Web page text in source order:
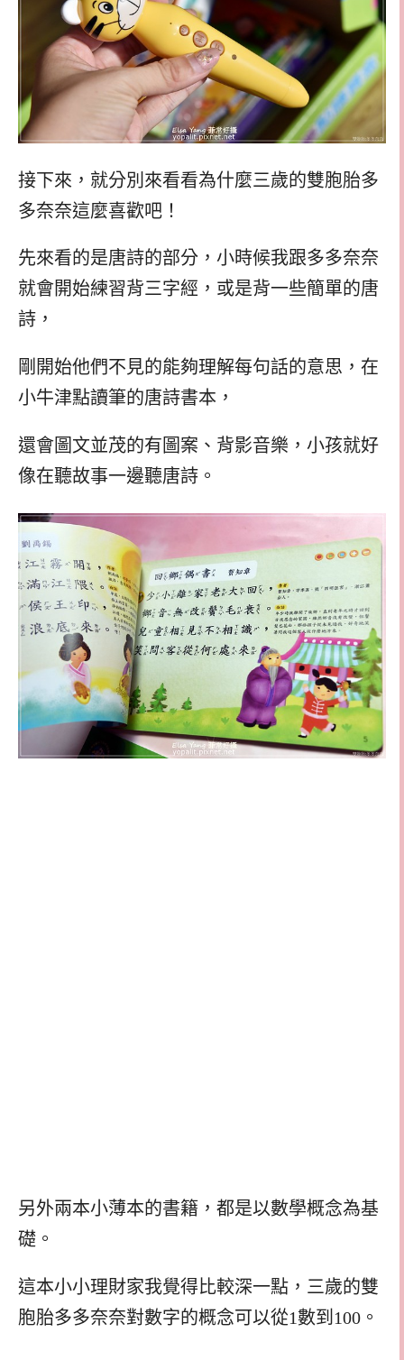
接下來，就分別來看看為什麼三歲的雙胞胎多
多奈奈這麼喜歡吧！
先來看的是唐詩的部分，小時候我跟多多奈奈
就會開始練習背三字經，或是背一些簡單的唐
詩，
剛開始他們不見的能夠理解每句話的意思，在
小牛津點讀筆的唐詩書本，
還會圖文並茂的有圖案、背影音樂，小孩就好
像在聽故事一邊聽唐詩。
另外兩本小薄本的書籍，都是以數學概念為基
礎。
這本小小理財家我覺得比較深一點，三歲的雙
胞胎多多奈奈對數字的概念可以從1數到100。